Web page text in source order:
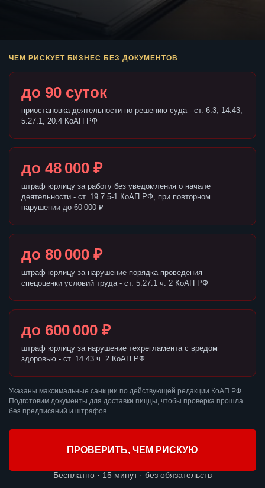
ЧЕМ РИСКУЕТ БИЗНЕС БЕЗ ДОКУМЕНТОВ
до 90 суток
приостановка деятельности по решению суда - ст. 6.3, 14.43,
5.27.1, 20.4 КоАП РФ
до 48 000 ₽
штраф юрлицу за работу без уведомления о начале
деятельности - ст. 19.7.5-1 КоАП РФ, при повторном
нарушении до 60 000 ₽
до 80 000 ₽
штраф юрлицу за нарушение порядка проведения
спецоценки условий труда - ст. 5.27.1 ч. 2 КоАП РФ
до 600 000 ₽
штраф юрлицу за нарушение техрегламента с вредом
здоровью - ст. 14.43 ч. 2 КоАП РФ
Указаны максимальные санкции по действующей редакции КоАП РФ.
Подготовим документы для доставки пиццы, чтобы проверка прошла
без предписаний и штрафов.
ПРОВЕРИТЬ, ЧЕМ РИСКУЮ
Бесплатно · 15 минут · без обязательств